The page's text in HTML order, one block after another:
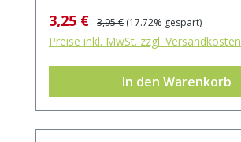
Verkaufspreis:
3,25 € Regulärer Preis:
3,95 € (17.72% gespart)
Preise inkl. MwSt. zzgl. Versandkosten
In den Warenkorb